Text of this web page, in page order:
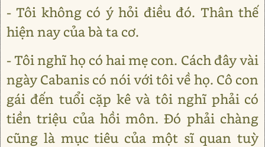
- Tôi không có ý hỏi điều đó. Thân thế
hiện nay của bà ta cơ.
- Tôi nghĩ họ có hai mẹ con. Cách đây vài
ngày Cabanis có nói với tôi về họ. Cô con
gái đến tuổi cặp kê và tôi nghĩ phải có
tiền triệu của hồi môn. Đó phải chàng
cũng là mục tiêu của một sĩ quan tuỳ